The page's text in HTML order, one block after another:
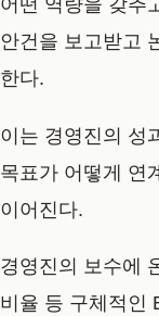
어떤 역량을 갖추
안건을 보고받고
한다.
이는 경영진의 성
목표가 어떻게 연
이어진다.
경영진의 보수에
비율 등 구체적인